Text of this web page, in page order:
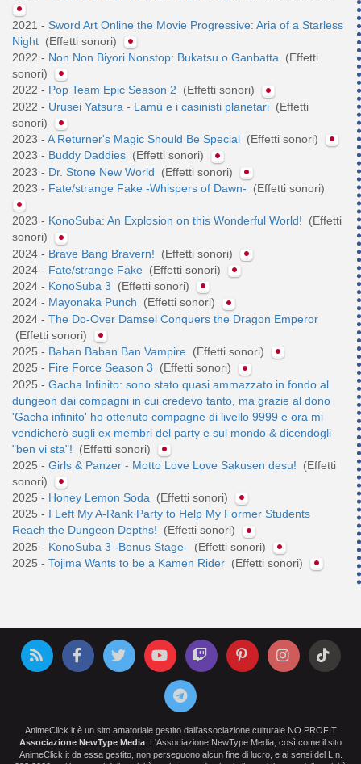
2021 - Sword Art Online the Movie Progressive: Aria of a Starless
Night (Effetti sonori)
2022 - Non Non Biyori Nonstop: Bukatsu o Ganbatta
(Effetti
sonori)
2022 - Pop Team Epic Season 2
(Effetti sonori)
2022 - Urusei Yatsura - Lamù e i casinisti planetari (Effetti
sonori)
2023 - A Returner's Magic Should Be Special (Effetti sonori)
2023 - Buddy Daddies (Effetti sonori)
2023 - Dr. Stone New World
(Effetti sonori)
2023 - Fate/strange Fake -Whispers of Dawn- (Effetti sonori)
2023 - KonoSuba: An Explosion on this Wonderful World!
(Effetti
sonori)
2024 - Brave Bang Bravern!
(Effetti sonori)
2024 - Fate/strange Fake (Effetti sonori)
2024 - KonoSuba 3
(Effetti sonori)
2024 - Mayonaka Punch
(Effetti sonori)
2024 - The Do-Over Damsel Conquers the Dragon Emperor
(Effetti sonori)
2025 - Baban Baban Ban Vampire (Effetti sonori)
2025 - Fire Force Season 3
(Effetti sonori)
2025 - Gacha Infinito: sono stato quasi ammazzato in fondo al
dungeon dai compagni in cui credevo tanto, ma grazie al dono
'Gacha infinito' ho ottenuto compagne di livello 9999 e ora mi
vendicherò sugli ex membri del party e sul mondo & dicendogli
"ben vi sta"!
(Effetti sonori)
2025 - Girls & Panzer - Motto Love Love Sakusen desu!
(Effetti
sonori)
2025 - Honey Lemon Soda
(Effetti sonori)
2025 - I Left My A-Rank Party to Help My Former Students
Reach the Dungeon Depths!
(Effetti sonori)
2025 - KonoSuba 3 -Bonus Stage-
(Effetti sonori)
2025 - Tojima Wants to be a Kamen Rider (Effetti sonori)
AnimeClick.it è un sito amatoriale gestito dall'associazione culturale NO PROFIT
Associazione NewType Media . L'Associazione NewType Media, così come il sito
AnimeClick.it da essa gestito, non perseguono alcun fine di lucro, e ai sensi del L.n.